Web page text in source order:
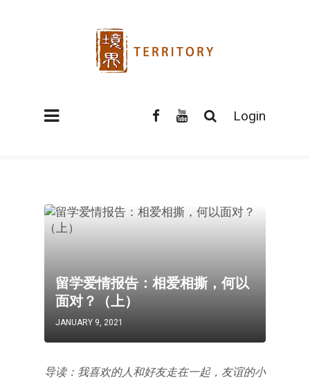
Login
留学爱情报告：相爱相撕，何以
面对？（上）
JANUARY 9, 2021
导读：我喜欢的人和好友走在一起，友谊的小